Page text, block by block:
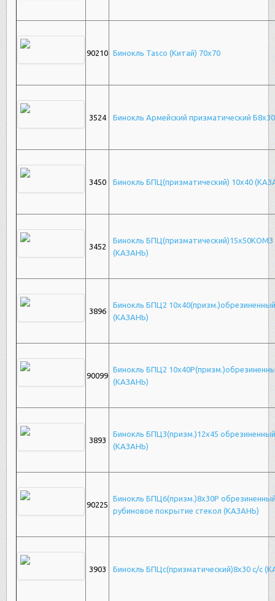
90210 Бинокль Tasco (Китай) 70х70
3524 Бинокль Армейский призматический Б8х30
3450 Бинокль БПЦ(призматический) 10х40
3452
Бинокль БПЦ(призматический)15х50КОМЗ
(КАЗАНЬ)
3896
Бинокль БПЦ2 10х40(призм.)обрезиненный
(КАЗАНЬ)
90099
Бинокль БПЦ2
(КАЗАНЬ)
3893
Бинокль БПЦ3(призм.)12х45 обрезиненный
(КАЗАНЬ)
90225
Бинокль БПЦ6(призм.)8х30Р
рубиновое покрытие стекол (КАЗАНЬ)
3903 Бинокль БПЦс(призматический)8х30 с/с